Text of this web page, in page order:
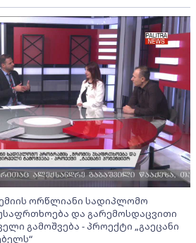
ორწლიანი სადიპლომო
და გარემოსდაცვითი
გამოშვება - პროექტი „გაეცანი